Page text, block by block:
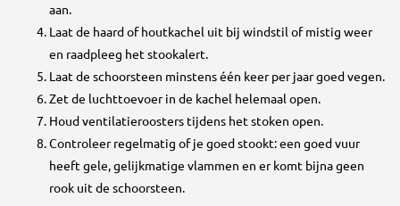
aan.
Laat de haard of houtkachel uit bij windstil of mistig weer
en raadpleeg het stookalert.
Laat de schoorsteen minstens één keer per jaar goed vegen.
Zet de luchttoevoer in de kachel helemaal open.
Houd ventilatieroosters tijdens het stoken open.
Controleer regelmatig of je goed stookt: een goed vuur
heeft gele, gelijkmatige vlammen en er komt bijna geen
rook uit de schoorsteen.